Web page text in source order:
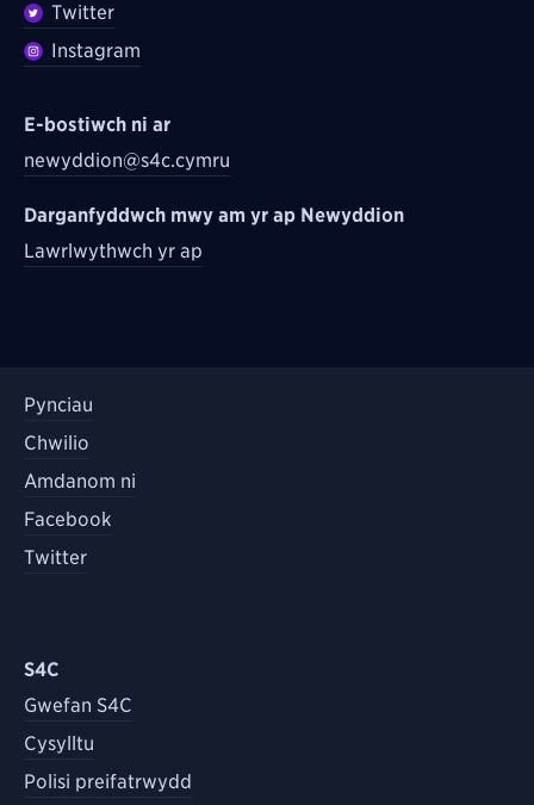
Twitter
Instagram
E-bostiwch ni ar
newyddion@s4c.cymru
Darganfyddwch mwy am yr ap Newyddion
Lawrlwythwch yr ap
Pynciau
Chwilio
Amdanom ni
Facebook
Twitter
S4C
Gwefan S4C
Cysylltu
Polisi preifatrwydd